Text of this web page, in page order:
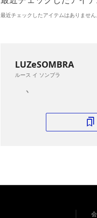
最近チェックしたアイテムはありませ
LUZeSOMBRA
ルース イ ソンブラ